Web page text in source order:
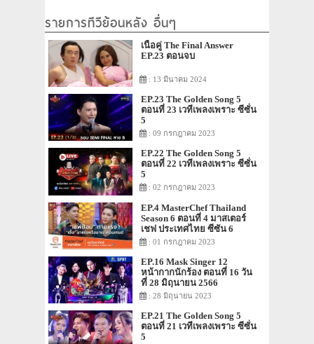
รายการทีวีย้อนหลัง อื่นๆ
เนื้อคู่ The Final Answer
EP.23 ตอนจบ
: 13 มีนาคม 2024
EP.23 The Golden Song 5
ตอนที่ 23 เวทีเพลงเพราะ ซีซั่น
5
: 09 กรกฎาคม 2023
EP.22 The Golden Song 5
ตอนที่ 22 เวทีเพลงเพราะ ซีซั่น
5
: 02 กรกฎาคม 2023
EP.4 MasterChef Thailand
Season 6 ตอนที่ 4 มาสเตอร์
เชฟ ประเทศไทย ซีซัน 6
: 01 กรกฎาคม 2023
EP.16 Mask Singer 12
หน้ากากนักร้อง ตอนที่ 16 วัน
ที่ 28 มิถุนายน 2566
: 28 มิถุนายน 2023
EP.21 The Golden Song 5
ตอนที่ 21 เวทีเพลงเพราะ ซีซั่น
5